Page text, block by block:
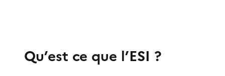
Qu’est ce que l’ESI ?